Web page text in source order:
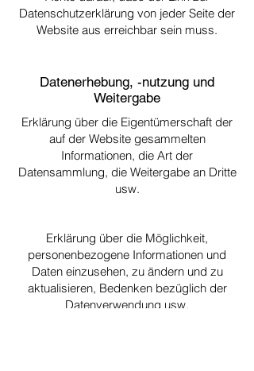
Datenschutzerklärung von jeder Seite der
Website aus erreichbar sein muss.
Datenerhebung, -nutzung und
Weitergabe
Erklärung über die Eigentümerschaft der
auf der Website gesammelten
Informationen, die Art der
Datensammlung, die Weitergabe an Dritte
usw.
Erklärung über die Möglichkeit,
personenbezogene Informationen und
Daten einzusehen, zu ändern und zu
aktualisieren, Bedenken bezüglich der
Datenverwendung usw.